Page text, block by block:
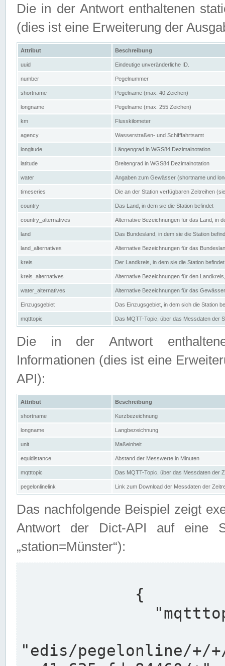
Die in der Antwort enthaltenen
(dies ist eine Erweiterung der
Attribut Beschreibung
uuid Eindeutige unveränderliche ID.
number Pegelnummer
shortname Pegelname (max. 40 Zeichen)
longname Pegelname (max. 255 Zeichen)
km Flusskilometer
agency Wasserstraßen- und Schifffahrtsamt
longitude Längengrad in WGS84 Dezimalnotation
latitude Breitengrad in WGS84 Dezimalnotation
water Angaben zum Gewässer (shortname und
timeseries Die an der Station verfügbaren Zeitreihen
country Das Land, in dem sie die Station befindet
country_alternatives Alternative Bezeichnungen für das Land, in
land Das Bundesland, in dem sie die Station
land_alternatives Alternative Bezeichnungen für das
kreis Der Landkreis, in dem sie die Station befindet
kreis_alternatives Alternative Bezeichnungen für den
water_alternatives Alternative Bezeichnungen für das
Einzugsgebiet Das Einzugsgebiet, in dem sich die Station
mqtttopic Das MQTT-Topic, über das Messdaten der
Die in der Antwort
Informationen (dies ist eine
API):
Attribut Beschreibung
shortname Kurzbezeichnung
longname Langbezeichnung
unit Maßeinheit
equidistance Abstand der Messwerte in Minuten
mqtttopic Das MQTT-Topic, über das Messdaten der
pegelonlinelink Link zum Download der Messdaten der
Das nachfolgende Beispiel zeigt
Antwort der Dict-API auf eine
„station=Münster“):
"edis/pegelonline/+/